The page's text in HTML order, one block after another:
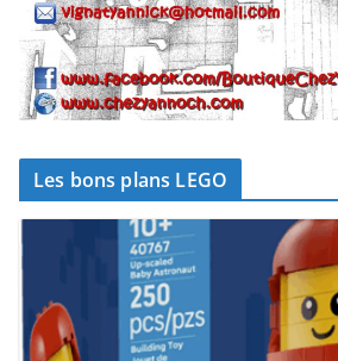
Les bons plans LEGO